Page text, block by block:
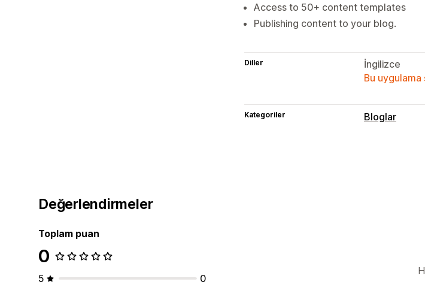
Access to 50+ content templates
Publishing content to your blog.
Diller
İngilizce
Bu
Kategoriler Bloglar
Değerlendirmeler
Toplam puan
0
5
0